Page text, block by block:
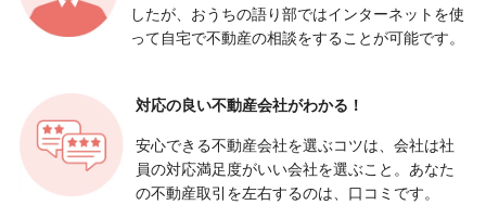
したが、おうちの語り部ではインターネットを使
って自宅で不動産の相談をすることが可能です。
対応の良い不動産会社がわかる！
安心できる不動産会社を選ぶコツは、会社は社
員の対応満足度がいい会社を選ぶこと。あなた
の不動産取引を左右するのは、口コミです。